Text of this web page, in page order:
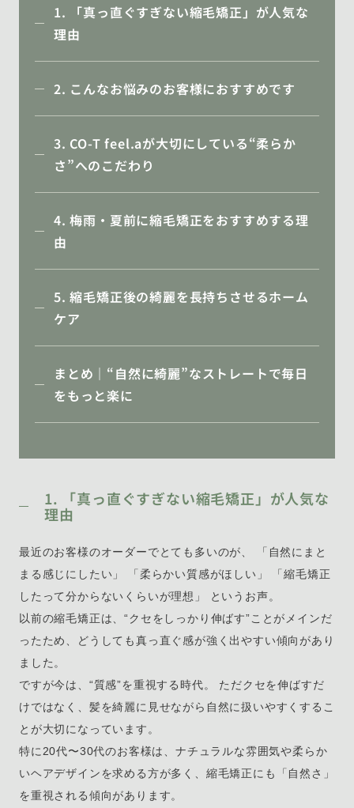
1. 「真っ直ぐすぎない縮毛矯正」が人気な
理由
2. こんなお悩みのお客様におすすめです
3. CO-T feel.aが大切にしている“柔らか
さ”へのこだわり
4. 梅雨・夏前に縮毛矯正をおすすめする理
由
5. 縮毛矯正後の綺麗を長持ちさせるホーム
ケア
まとめ｜“自然に綺麗”なストレートで毎日
をもっと楽に
1. 「真っ直ぐすぎない縮毛矯正」が人気な
理由
最近のお客様のオーダーでとても多いのが、 「自然にまと
まる感じにしたい」 「柔らかい質感がほしい」 「縮毛矯正
したって分からないくらいが理想」 というお声。
以前の縮毛矯正は、“クセをしっかり伸ばす”ことがメインだ
ったため、どうしても真っ直ぐ感が強く出やすい傾向があり
ました。
ですが今は、“質感”を重視する時代。 ただクセを伸ばすだ
けではなく、髪を綺麗に見せながら自然に扱いやすくするこ
とが大切になっています。
特に20代〜30代のお客様は、ナチュラルな雰囲気や柔らか
いヘアデザインを求める方が多く、縮毛矯正にも「自然さ」
を重視される傾向があります。